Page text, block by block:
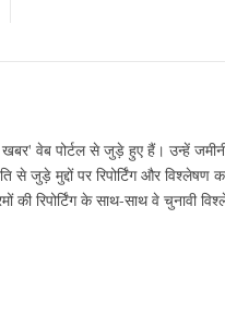
खबर' वेब पोर्टल से जुड़े हुए हैं। उन्हें
से जुड़े मुद्दों पर रिपोर्टिंग और
रिपोर्टिंग के साथ-साथ वे चुनावी